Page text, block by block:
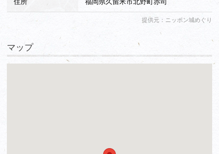
ここからは、実はここを訪れたもう一の理由です。
この赤司城から北へ3kmの広大な一帯には、太平洋戦争中に
は日本陸軍の「太刀洗飛行場」がありました。その場所には現
提供元：ニッポン城めぐり
マップ